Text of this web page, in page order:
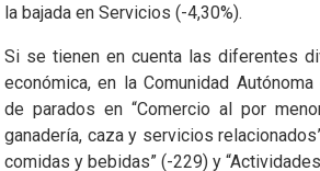
la bajada en Servicios (-4,30%).
Si se tienen en cuenta las diferentes
económica, en la Comunidad
de parados en “Comercio al por
ganadería, caza y servicios
comidas y bebidas” (-229) y